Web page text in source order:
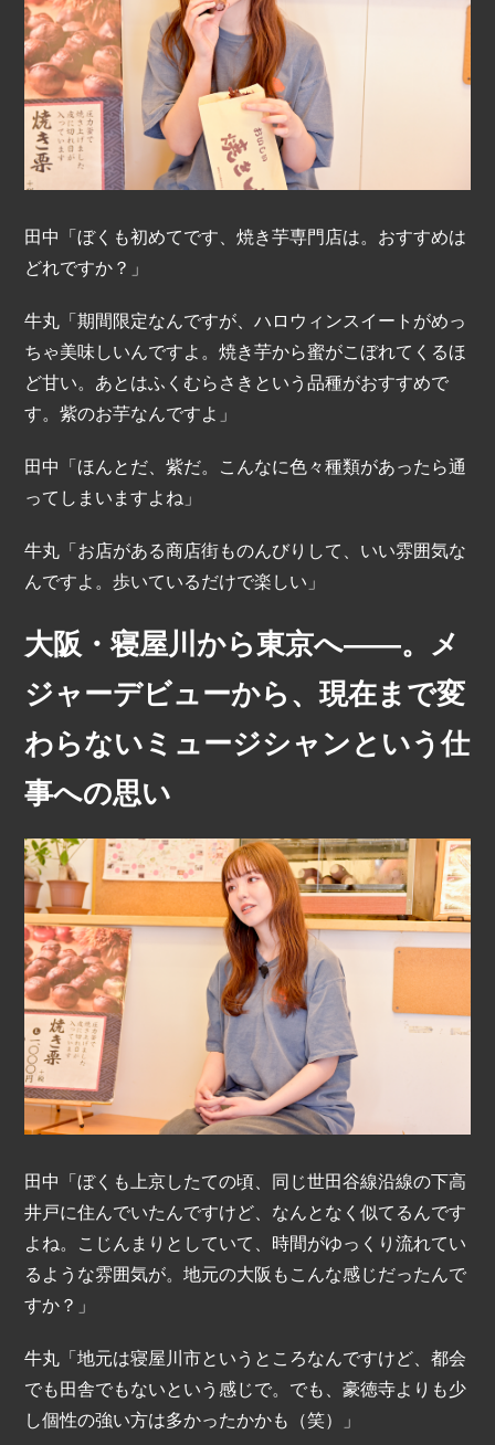
田中「ぼくも初めてです、焼き芋専門店は。おすすめは
どれですか？」
牛丸「期間限定なんですが、ハロウィンスイートがめっ
ちゃ美味しいんですよ。焼き芋から蜜がこぼれてくるほ
ど甘い。あとはふくむらさきという品種がおすすめで
す。紫のお芋なんですよ」
田中「ほんとだ、紫だ。こんなに色々種類があったら通
ってしまいますよね」
牛丸「お店がある商店街ものんびりして、いい雰囲気な
んですよ。歩いているだけで楽しい」
大阪・寝屋川から東京へ――。メ
ジャーデビューから、現在まで変
わらないミュージシャンという仕
事への思い
田中「ぼくも上京したての頃、同じ世田谷線沿線の下高
井戸に住んでいたんですけど、なんとなく似てるんです
よね。こじんまりとしていて、時間がゆっくり流れてい
るような雰囲気が。地元の大阪もこんな感じだったんで
すか？」
牛丸「地元は寝屋川市というところなんですけど、都会
でも田舎でもないという感じで。でも、豪徳寺よりも少
し個性の強い方は多かったかかも（笑）」